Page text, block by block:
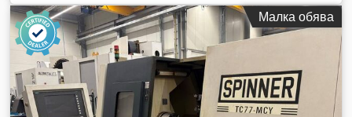
ръководство, Стругов център Pinacho Crsdjzqbplspfx
Akijf CNC управление Fagor Година на производство 2003
Добро състояние, налично видео.
Малка обява